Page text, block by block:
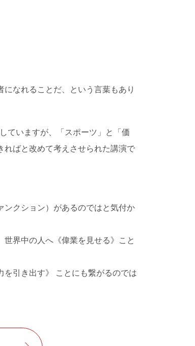
なれることだ、という言葉もあり
ていますが、「スポーツ」と「価
ばと改めて考えさせられた講演で
クション）があるのではと気付か
界中の人へ《偉業を見せる》こと
を引き出す》 ことにも繋がるのでは